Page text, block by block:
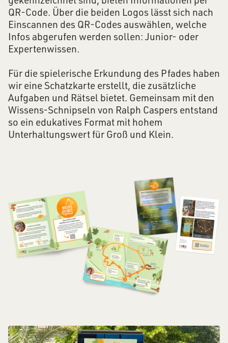
QR-Code. Über die beiden Logos lässt sich nach
Einscannen des QR-Codes auswählen, welche
Infos abgerufen werden sollen: Junior- oder
Expertenwissen.
Für die spielerische Erkundung des Pfades haben
wir eine Schatzkarte erstellt, die zusätzliche
Aufgaben und Rätsel bietet. Gemeinsam mit den
Wissens-Schnipseln von Ralph Caspers entstand
so ein edukatives Format mit hohem
Unterhaltungswert für Groß und Klein.